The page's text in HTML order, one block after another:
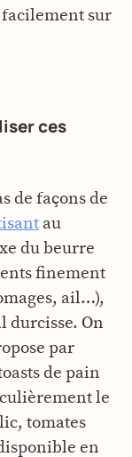
facilement sur
ces
de façons de
au
du beurre
finement
ail…),
durcisse. On
par
de pain
le
tomates
en